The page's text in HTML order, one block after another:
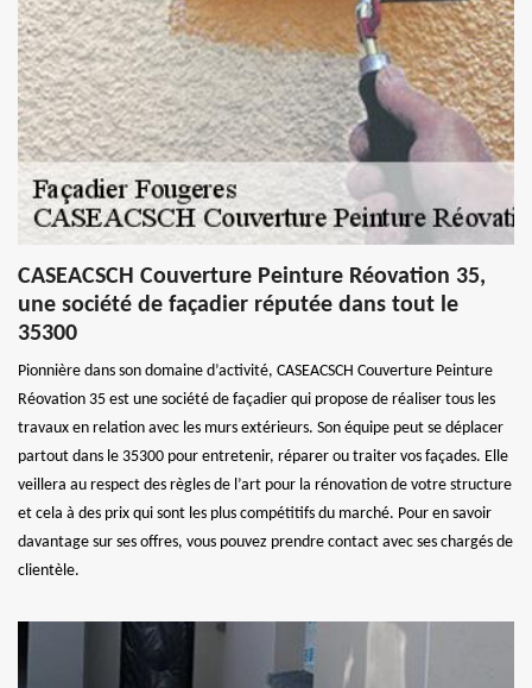
CASEACSCH Couverture Peinture Réovation 35,
une société de façadier réputée dans tout le
35300
Pionnière dans son domaine d’activité, CASEACSCH Couverture Peinture
Réovation 35 est une société de façadier qui propose de réaliser tous les
travaux en relation avec les murs extérieurs. Son équipe peut se déplacer
partout dans le 35300 pour entretenir, réparer ou traiter vos façades. Elle
veillera au respect des règles de l’art pour la rénovation de votre structure
et cela à des prix qui sont les plus compétitifs du marché. Pour en savoir
davantage sur ses offres, vous pouvez prendre contact avec ses chargés de
clientèle.